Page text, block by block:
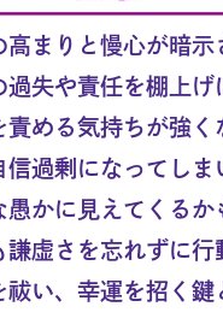
高まりと慢心が暗示
過失や責任を棚上げ
責める気持ちが強く
信過剰になってしま
愚かに見えてくるか
謙虚さを忘れずに行
祓い、幸運を招く鍵